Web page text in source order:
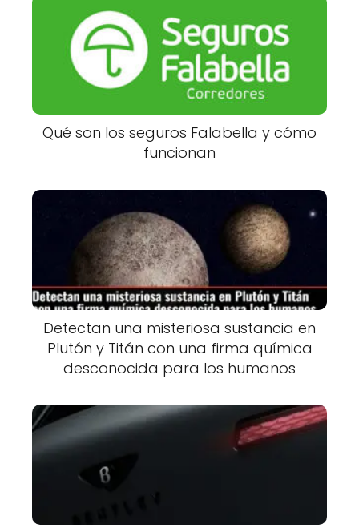
Qué son los seguros Falabella y cómo
funcionan
Detectan una misteriosa sustancia en
Plutón y Titán con una firma química
desconocida para los humanos